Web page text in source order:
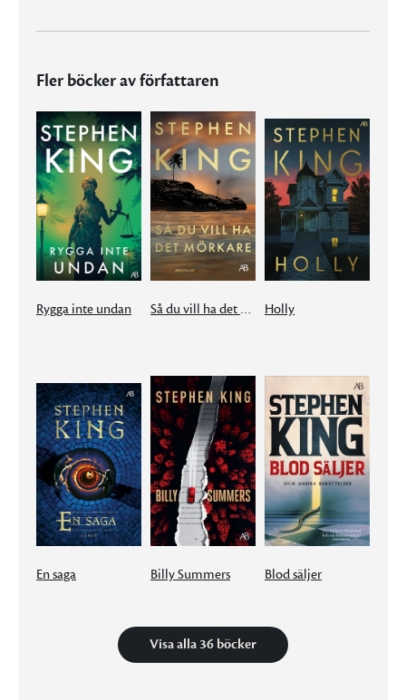
Fler böcker av författaren
Rygga inte undan Så du vill ha det mörkare Holly
En saga Billy Summers Blod säljer
Visa alla 36 böcker